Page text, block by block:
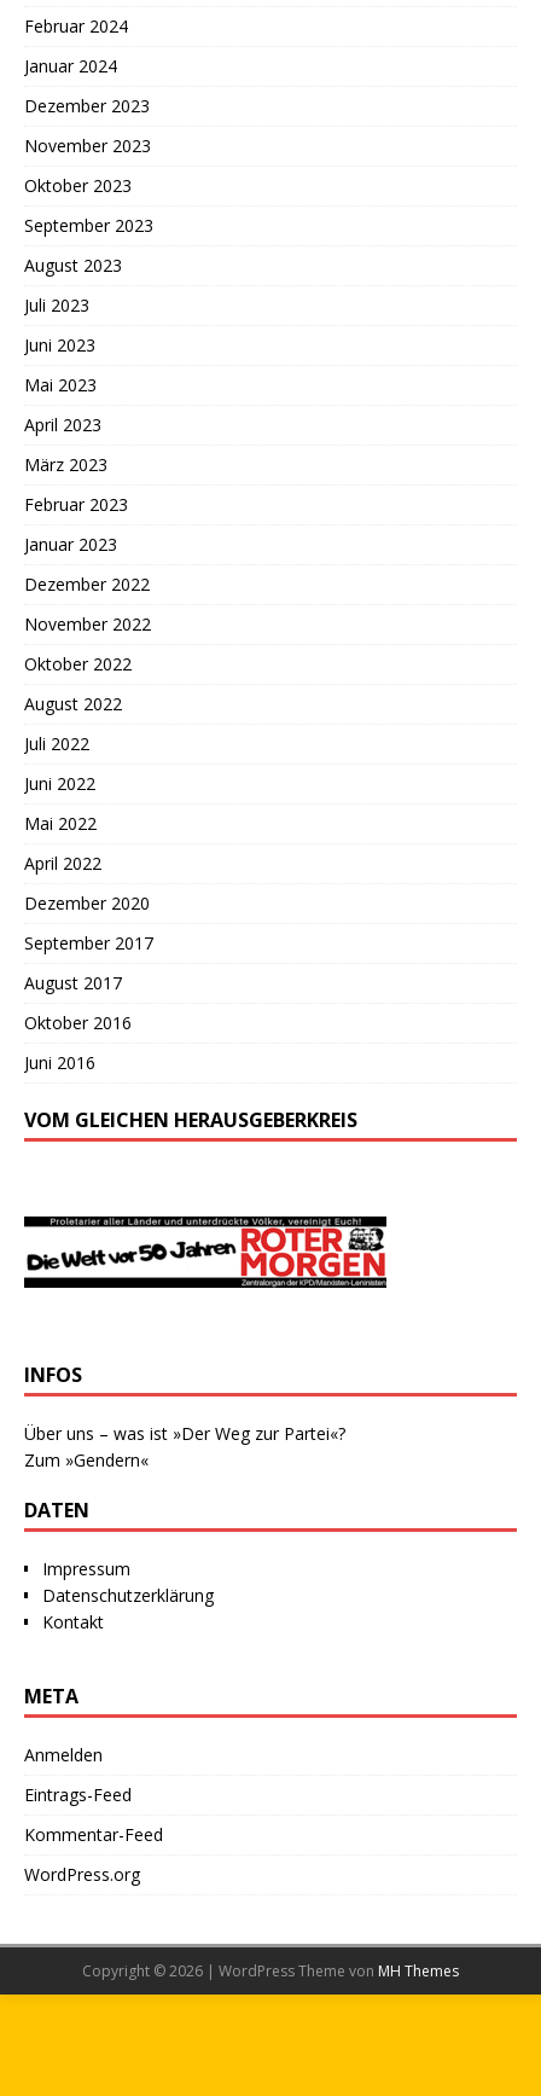
Februar 2024
Januar 2024
Dezember 2023
November 2023
Oktober 2023
September 2023
August 2023
Juli 2023
Juni 2023
Mai 2023
April 2023
März 2023
Februar 2023
Januar 2023
Dezember 2022
November 2022
Oktober 2022
August 2022
Juli 2022
Juni 2022
Mai 2022
April 2022
Dezember 2020
September 2017
August 2017
Oktober 2016
Juni 2016
VOM GLEICHEN HERAUSGEBERKREIS
INFOS
Über uns – was ist »Der Weg zur Partei«?
Zum »Gendern«
DATEN
Impressum
Datenschutzerklärung
Kontakt
META
Anmelden
Eintrags-Feed
Kommentar-Feed
WordPress.org
Copyright © 2026 | WordPress Theme von MH Themes